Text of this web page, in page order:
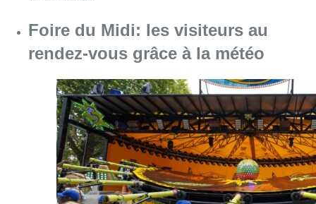
07 août 2026 Consulter l'article "Foire du Midi: les
Partager l'article
Facebook
TwitterWhatsApp
Share